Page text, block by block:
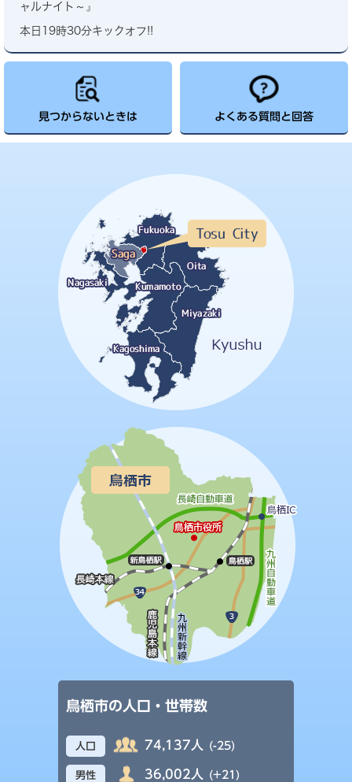
ャルナイト～』
本日19時30分キックオフ!!
見つからないときは よくある質問と回答
鳥栖市の人口・世帯数
人口 74,137人 (-25)
男性 36,002人 (+21)